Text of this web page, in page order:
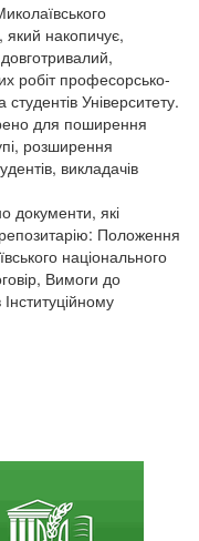
який накопичує,
робіт професорсько-
студентів Університету.
для поширення
розширення
викладачів
документи, які
Положення
національного
Вимоги до